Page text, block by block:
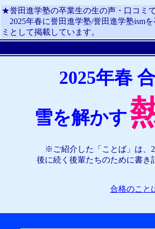
★誉田進学塾の卒業生の生の声・口コミで
2025年春に誉田進学塾/誉田進学塾ism
ミとして掲載しています。
2025年春
雪を解かす
※ご紹介した「ことば」は、
後に続く後輩たちのために書き
合格のこと